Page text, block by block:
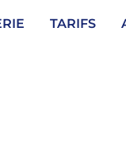
TARIFS
Contact